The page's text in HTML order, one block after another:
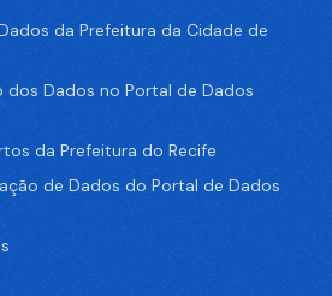
da Prefeitura da Cidade de
dos Dados no Portal de Dados
da Prefeitura do Recife
de Dados do Portal de Dados